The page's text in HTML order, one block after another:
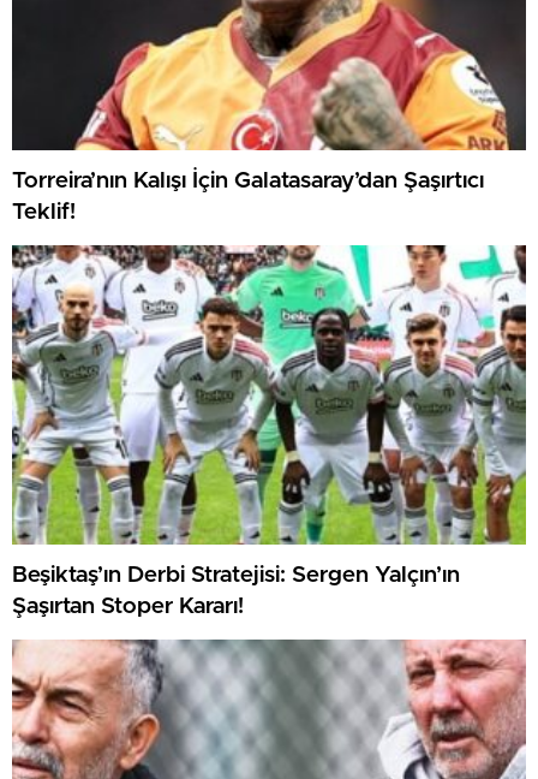
Torreira’nın Kalışı İçin Galatasaray’dan Şaşırtıcı
Teklif!
Beşiktaş’ın Derbi Stratejisi: Sergen Yalçın’ın
Şaşırtan Stoper Kararı!